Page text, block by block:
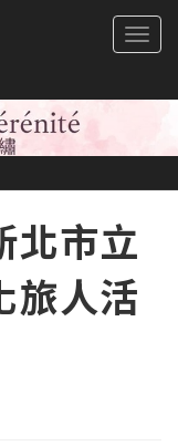
市立
旅人活